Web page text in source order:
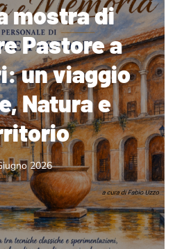
mostra di
Pastore a
un viaggio
Natura e
2026